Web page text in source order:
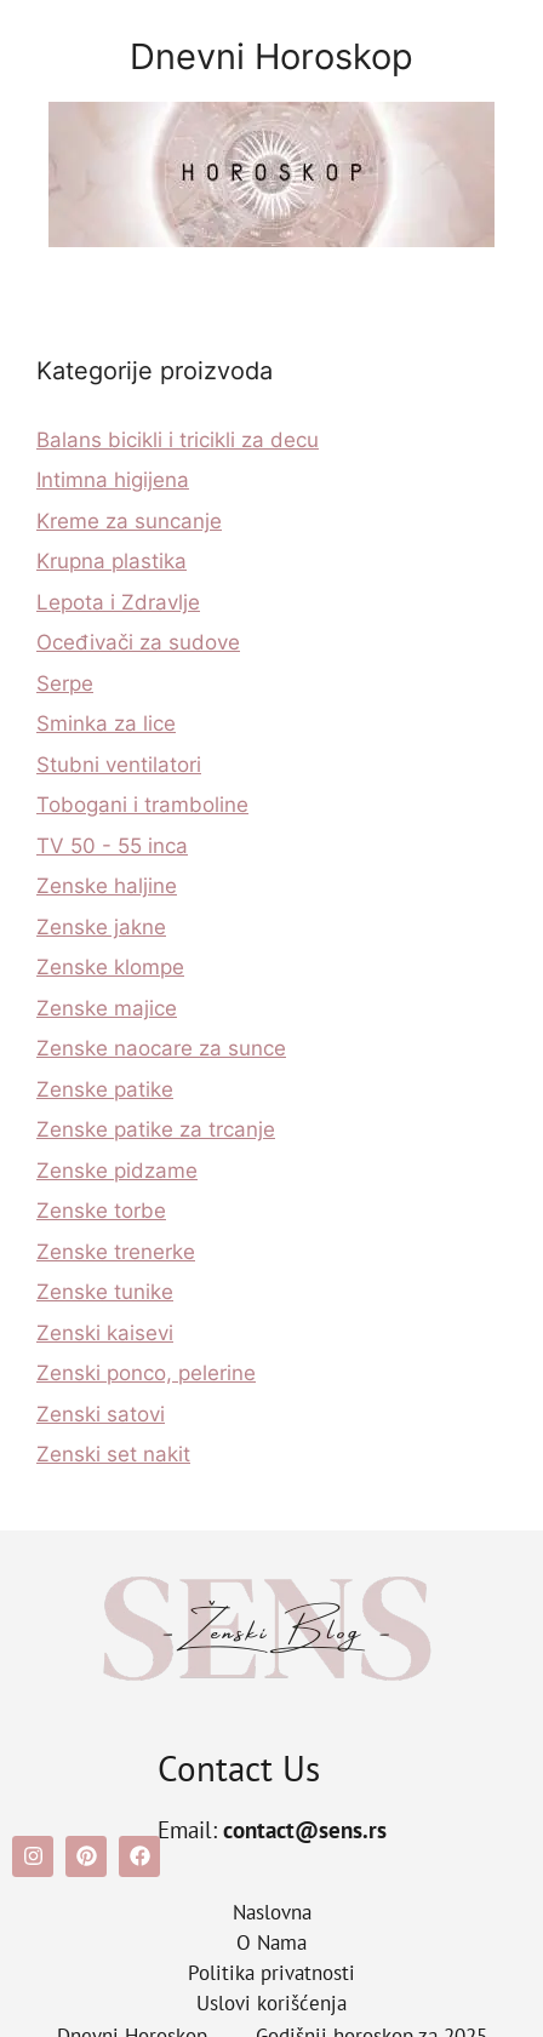
Dnevni Horoskop
Kategorije proizvoda
Balans bicikli i tricikli za decu
Intimna higijena
Kreme za suncanje
Krupna plastika
Lepota i Zdravlje
Oceđivači za sudove
Serpe
Sminka za lice
Stubni ventilatori
Tobogani i tramboline
TV 50 - 55 inca
Zenske haljine
Zenske jakne
Zenske klompe
Zenske majice
Zenske naocare za sunce
Zenske patike
Zenske patike za trcanje
Zenske pidzame
Zenske torbe
Zenske trenerke
Zenske tunike
Zenski kaisevi
Zenski ponco, pelerine
Zenski satovi
Zenski set nakit
Contact Us
Email: contact@sens.rs
Naslovna
O Nama
Politika privatnosti
Uslovi korišćenja